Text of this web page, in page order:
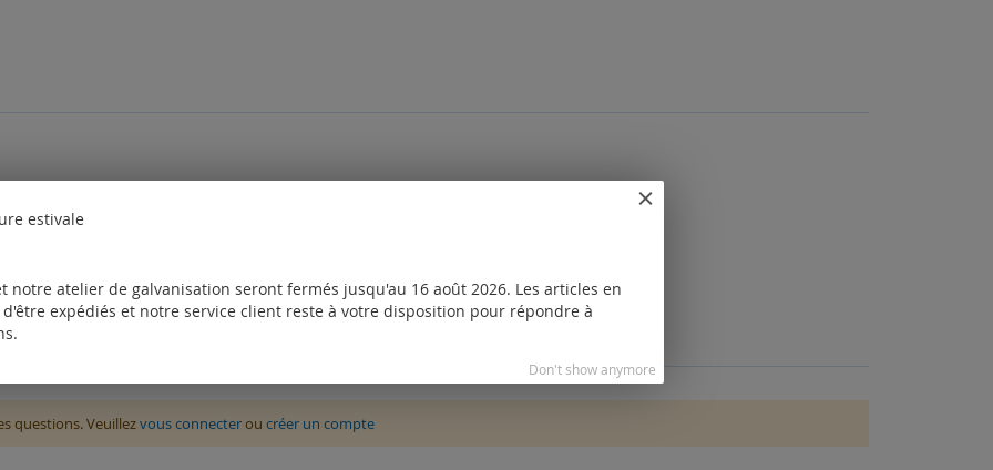
questions. Veuillezvous connecterou créer un compte
estivale
notre atelier de galvanisation seront fermés jusqu'au 16 août 2026. Les articles en
expédiés et notre service client reste à votre disposition pour répondre à
Don't show anymore